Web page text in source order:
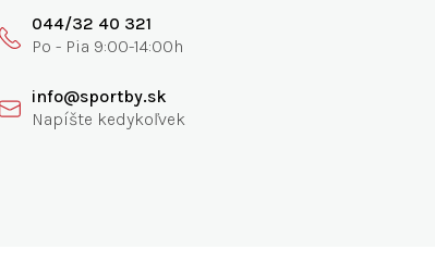
044/32 40 321
info@sportby.sk